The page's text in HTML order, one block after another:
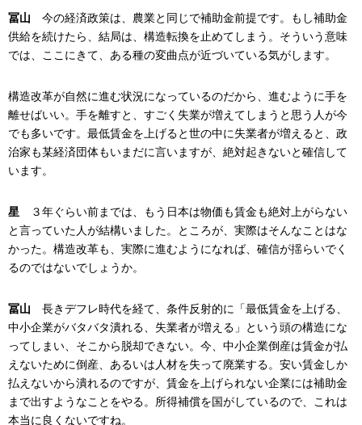
冨山 今の経済政策は、農業と同じで補助金前提です。もし補助金
供給を続けたら、結局は、構造転換を止めてしまう。そういう意味
では、ここにきて、ある種の変曲点が近づいている気がします。
構造改革が自然に進む状況になっているのだから、進むように手を
離せばいい。手を離すと、すごく失業が増えてしまうと思う人が今
でも多いです。最低賃金を上げると世の中に失業者が増えると、政
治家も某経済団体もいまだに言いますが、絶対起きないと確信して
います。
星 ３年ぐらい前までは、もう日本は物価も賃金も絶対上がらない
と言っていた人が結構いました。ところが、実際はそんなことはな
かった。構造改革も、実際に進むようになれば、確信が揺らいでく
るのではないでしょうか。
冨山 長きデフレ時代を経て、条件反射的に「最低賃金を上げる、
中小企業がバタバタ潰れる、失業者が増える」という頭の構造にな
ってしまい、そこから脱却できない。今、中小企業倒産は賃金が払
えないために倒産、あるいは人材を失って廃業する。安い賃金しか
払えないから潰れるのですが、賃金を上げられない企業には補助金
まで出すようなことをやる。所得補償を国がしているので、これは
本当に良くないですね。